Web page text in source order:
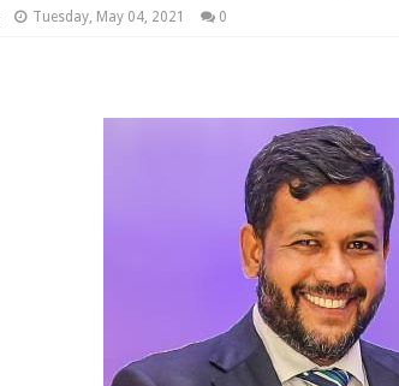
Tuesday, May 04, 2021 0